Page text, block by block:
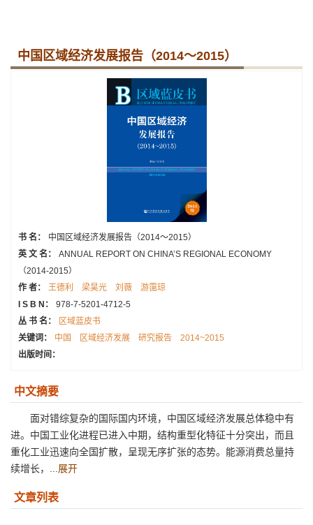
中国区域经济发展报告（2014～2015）
书 名：
中国区域经济发展报告（2014～2015）
英 文 名：
ANNUAL REPORT ON CHINA’S REGIONAL ECONOMY
（2014-2015）
作 者：
王德利 梁昊光 刘薇
游霭琼
I S B N：
978-7-5201-4712-5
丛 书 名：
区域蓝皮书
关键词：
中国 区域经济发展 研究报告
2014~2015
出版时间：
中文摘要
面对错综复杂的国际国内环境，中国区域经济发展总体稳中有
进。中国工业化进程已进入中期，结构重型化特征十分突出，而且
重化工业迅速向全国扩散，呈现无序扩张的态势。能源消费总量持
续增长，...展开
文章列表